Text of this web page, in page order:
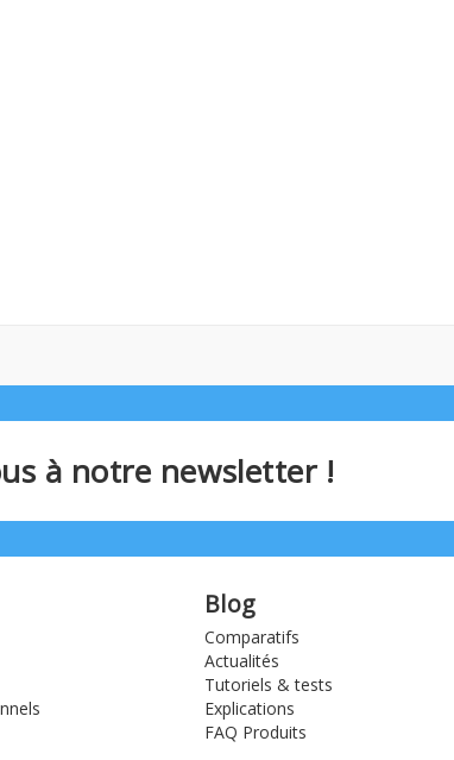
à notre newsletter !
Blog
Comparatifs
Actualités
Tutoriels & tests
Explications
FAQ Produits